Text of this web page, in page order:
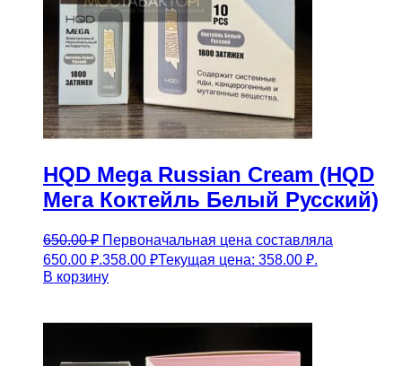
HQD Mega Russian Cream (HQD
Мега Коктейль Белый Русский)
650.00₽ Первоначальная цена составляла
650.00 ₽.358.00 ₽Текущая цена: 358.00 ₽.
В корзину